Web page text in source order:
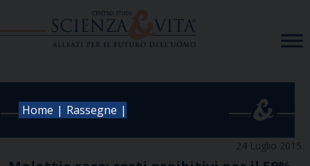
Home | Rassegne |
24 Luglio 2015